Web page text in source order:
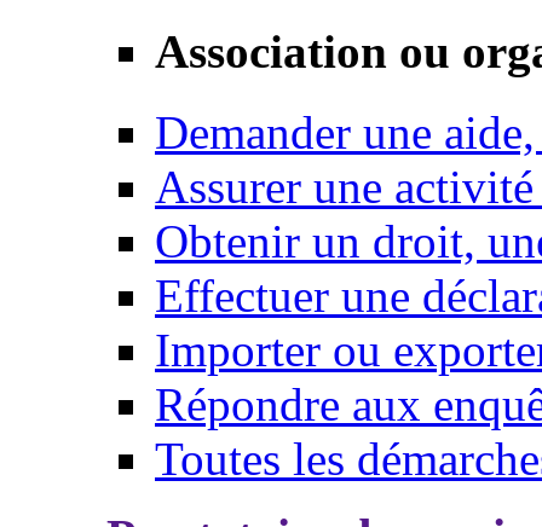
Association ou
Demander une
Assurer une
Obtenir un droit,
Effectuer une
Importer ou
Répondre aux
Toutes les